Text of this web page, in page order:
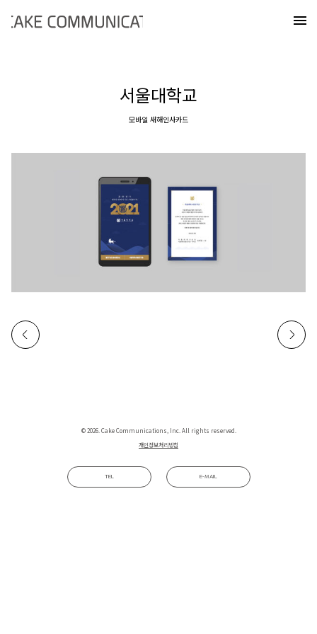
케이크커뮤니케이션즈 메
서울대학교
모바일 새해인사카드
© 2026. Cake Communications, Inc. All rights reserved.
개인정보처리방침
TEL E-MAIL